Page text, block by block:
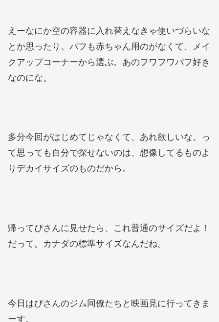
えーなにか空の容器に入れ替えなきゃ使いづらいな
とか思ったり。パフも赤ちゃん用のがなくて、メイ
クアップコーナーから選ぶ。あのフワフワパフ好き
なのにな。
多分今回がはじめてじゃなくて、あれ欲しいな。っ
て思っても自分で探せないのは、想像してるものよ
りデカイサイズのものだから。
帰ってぴさんに見せたら、これ普通のサイズだよ！
だって。カナダの標準サイズなんだね。
今日はぴさんのジム同僚たちと映画見に行ってきま
ーす。